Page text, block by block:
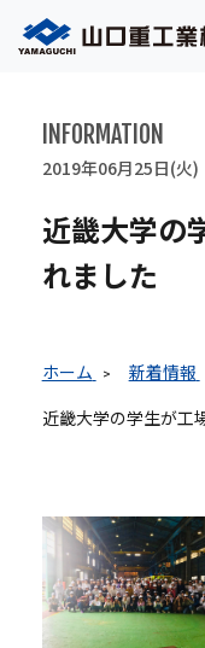
INFORMATION
2019年06月25日(火)
近畿大学の
れました
ホーム
新着情報
近畿大学の学生が工